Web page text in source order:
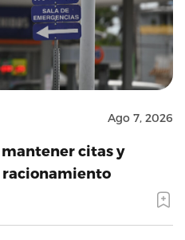
Ago 7, 2026
citas y